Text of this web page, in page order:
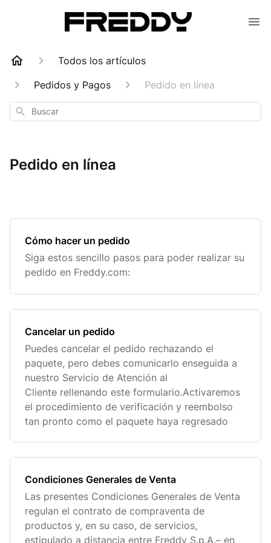
Todos los artículos
Pedidos y Pagos
Pedido en línea
Buscar
Pedido en línea
Cómo hacer un pedido
Siga estos sencillo pasos para poder realizar su
pedido en Freddy.com:
Cancelar un pedido
Puedes cancelar el pedido rechazando el
paquete, pero debes comunicarlo enseguida a
nuestro Servicio de Atención al
Cliente rellenando este formulario.Activaremos
el procedimiento de verificación y reembolso
tan pronto como el paquete haya regresado
Condiciones Generales de Venta
Las presentes Condiciones Generales de Venta
regulan el contrato de compraventa de
productos y, en su caso, de servicios,
estipulado a distancia entre Freddy S.p.A.– en